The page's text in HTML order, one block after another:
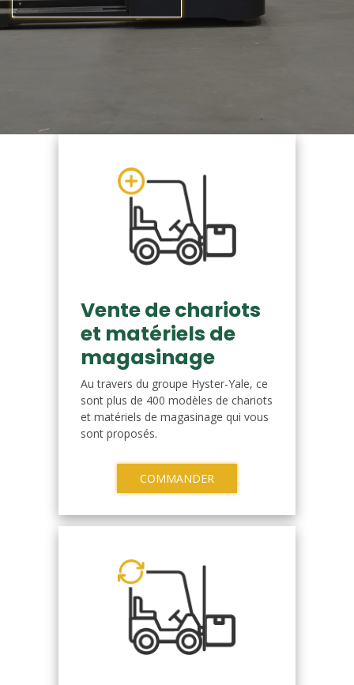
Vente de chariots
et matériels de
magasinage
Au travers du groupe Hyster-Yale, ce
sont plus de 400 modèles de chariots
et matériels de magasinage qui vous
sont proposés.
COMMANDER